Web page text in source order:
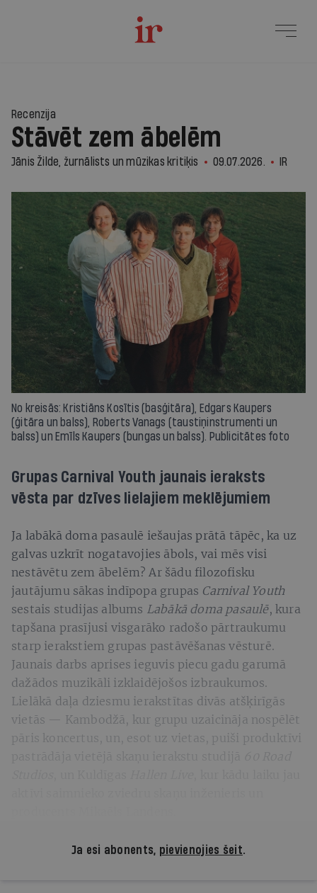
Recenzija
Stāvēt zem ābelēm
Jānis Žilde, žurnālists un mūzikas kritiķis 09.07.2026. IR
No kreisās: Kristiāns Kosītis (basģitāra), Edgars Kaupers
(ģitāra un balss), Roberts Vanags (taustiņ­instrumenti un
balss) un Emīls Kaupers (bungas un balss). Publicitātes foto
Grupas Carnival Youth jaunais ieraksts
vēsta par dzīves lielajiem meklējumiem
Ja labākā doma pasaulē iešaujas prātā tāpēc, ka uz
galvas uzkrīt nogatavojies ābols, vai mēs visi
nestāvētu zem ābelēm? Ar šādu filozofisku
jautājumu sākas indīpopa grupas Carnival Youth
sestais studijas albums Labākā doma pasaulē, kura
tapšana prasījusi visgarāko radošo pārtraukumu
starp ierakstiem grupas pastāvēšanas vēsturē.
Jaunais darbs aprises ieguvis piecu gadu garumā
dažādos muzikāli izklaidējošos izbraukumos.
Lielākā daļa dziesmu ierakstītas divās atšķirīgās
vietās — Kambodžā, kur grupu uzaicināja nospēlēt
pāris koncertus, un, esot uz vietas, puiši produktīvi
Ja esi abonents, pievienojies šeit.